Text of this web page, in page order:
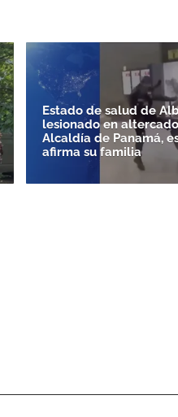
Estado de salud de
lesionado en
Alcaldía de Panamá,
afirma su familia